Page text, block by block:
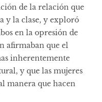
de la relación que
y la clase, y exploró
en la opresión de
afirmaban que el
inherentemente
y que las mujeres
manera que hacen